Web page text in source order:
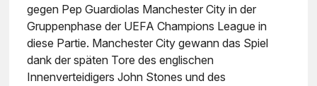
gegen Pep Guardiolas Manchester City in der
Gruppenphase der UEFA Champions League in
diese Partie. Manchester City gewann das Spiel
dank der späten Tore des englischen
Innenverteidigers John Stones und des